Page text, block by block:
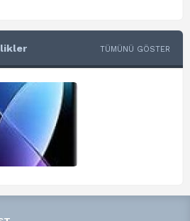
TÜMÜNÜ GÖSTER